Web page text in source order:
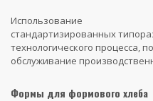
Использование
стандартизированных
технологического процесса,
обслуживание
Формы для формового хлеба